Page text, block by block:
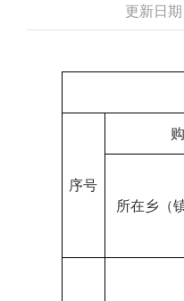
更新日
序号
所在乡（镇